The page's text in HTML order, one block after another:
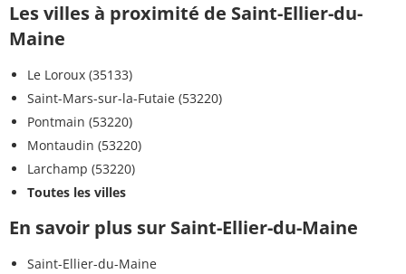
Les villes à proximité de Saint-Ellier-du-
Maine
Le Loroux (35133)
Saint-Mars-sur-la-Futaie (53220)
Pontmain (53220)
Montaudin (53220)
Larchamp (53220)
Toutes les villes
En savoir plus sur Saint-Ellier-du-Maine
Saint-Ellier-du-Maine